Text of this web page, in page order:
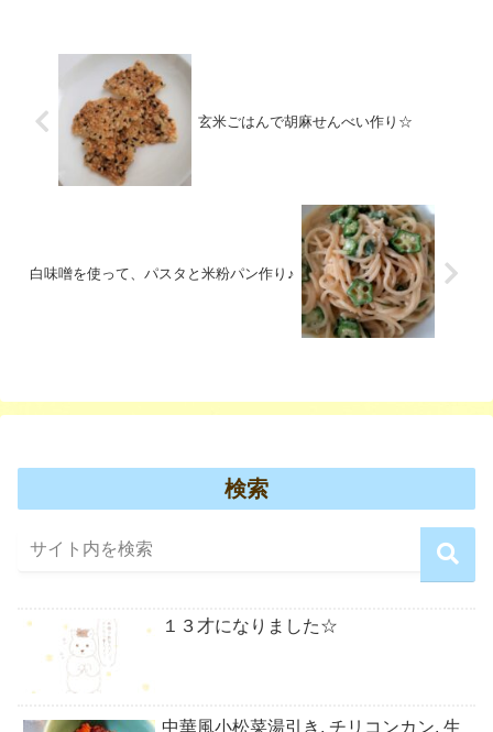
玄米ごはんで胡麻せんべい作り☆
白味噌を使って、パスタと米粉パン作り♪
検索
１３才になりました☆
中華風小松菜湯引き, チリコンカン, 生